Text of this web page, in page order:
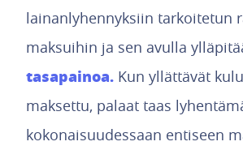
lainanlyhennyksiin tarkoitetun
maksuihin ja sen avulla
tasapainoa. Kun yllättävät
maksettu, palaat taas
kokonaisuudessaan entiseen